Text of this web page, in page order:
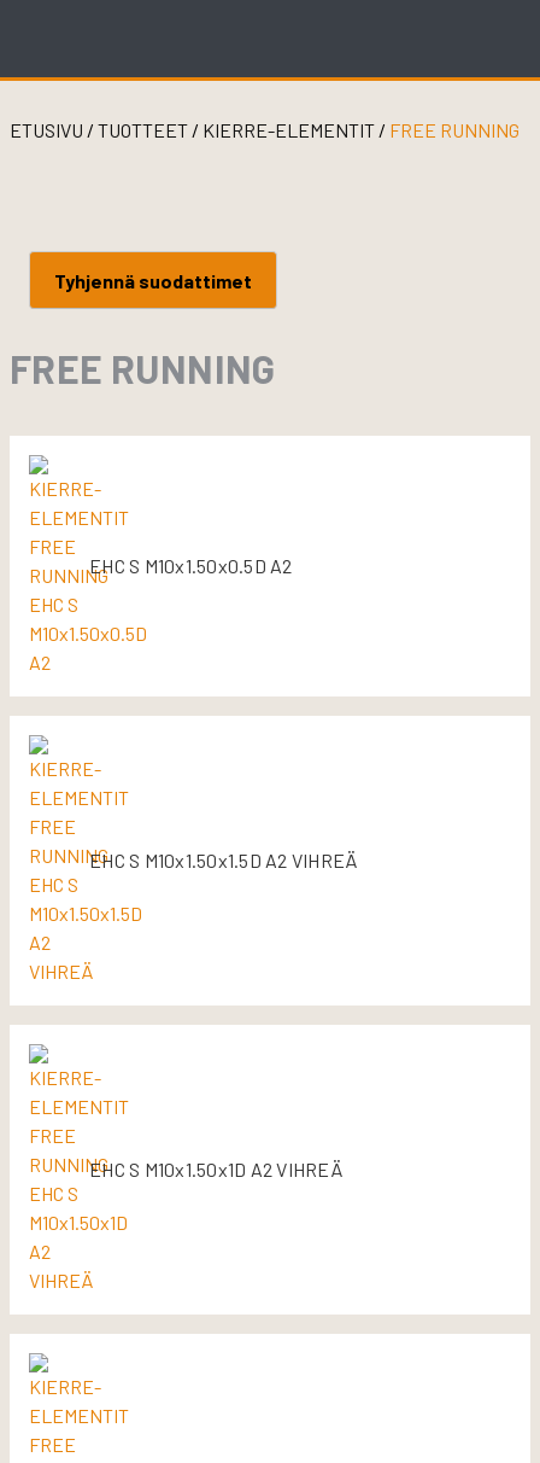
ETUSIVU / TUOTTEET / KIERRE-ELEMENTIT / FREE RUNNING
Tyhjennä suodattimet
FREE RUNNING
EHC S M10x1.50x0.5D A2
EHC S M10x1.50x1.5D A2 VIHREÄ
EHC S M10x1.50x1D A2 VIHREÄ